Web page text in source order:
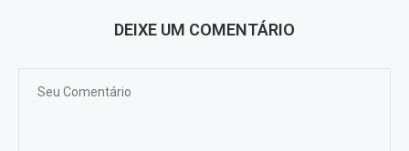
DEIXE UM COMENTÁRIO